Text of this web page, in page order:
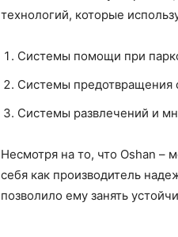
технологий, которые
Системы помощи при
Системы предотвращения
Системы развлечений и
Несмотря на то, что Oshan –
себя как производитель
позволило ему занять